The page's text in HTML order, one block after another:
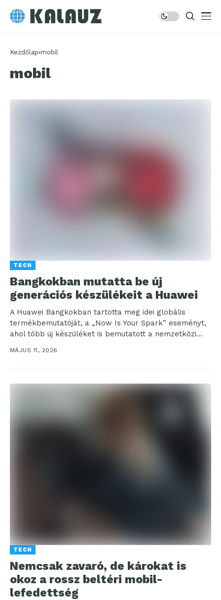
Kezdőlap mobil
mobil
TECH
Bangkokban mutatta be új
generációs készülékeit a Huawei
A Huawei Bangkokban tartotta meg idei globális
termékbemutatóját, a „Now Is Your Spark” eseményt,
ahol több új készüléket is bemutatott a nemzetközi
közönségnek....
MÁJUS 11, 2026
TECH
Nemcsak zavaró, de károkat is
okoz a rossz beltéri mobil-
lefedettség